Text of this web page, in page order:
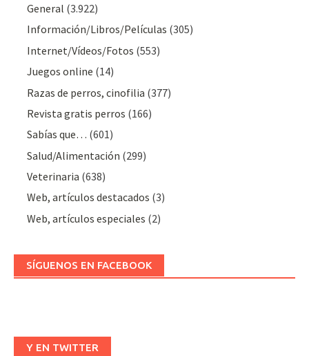
General (3.922)
Información/Libros/Películas (305)
Internet/Vídeos/Fotos (553)
Juegos online (14)
Razas de perros, cinofilia (377)
Revista gratis perros (166)
Sabías que… (601)
Salud/Alimentación (299)
Veterinaria (638)
Web, artículos destacados (3)
Web, artículos especiales (2)
SÍGUENOS EN FACEBOOK
Y EN TWITTER